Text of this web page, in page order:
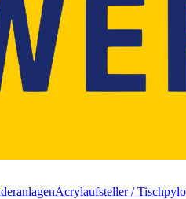
Acrylaufsteller /